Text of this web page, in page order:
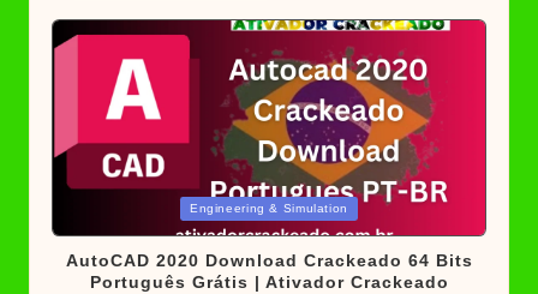
in
Engineering & Simulation
AutoCAD 2020 Download Crackeado 64 Bits
Português Grátis | Ativador Crackeado